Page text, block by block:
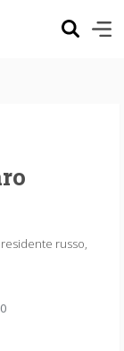
russo,